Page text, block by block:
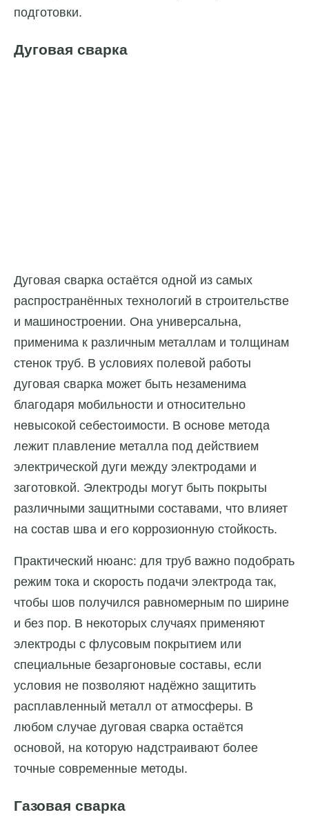
подготовки.
Дуговая сварка
Дуговая сварка остаётся одной из самых
распространённых технологий в строительстве
и машиностроении. Она универсальна,
применима к различным металлам и толщинам
стенок труб. В условиях полевой работы
дуговая сварка может быть незаменима
благодаря мобильности и относительно
невысокой себестоимости. В основе метода
лежит плавление металла под действием
электрической дуги между электродами и
заготовкой. Электроды могут быть покрыты
различными защитными составами, что влияет
на состав шва и его коррозионную стойкость.
Практический нюанс: для труб важно подобрать
режим тока и скорость подачи электрода так,
чтобы шов получился равномерным по ширине
и без пор. В некоторых случаях применяют
электроды с флусовым покрытием или
специальные безаргоновые составы, если
условия не позволяют надёжно защитить
расплавленный металл от атмосферы. В
любом случае дуговая сварка остаётся
основой, на которую надстраивают более
точные современные методы.
Газовая сварка